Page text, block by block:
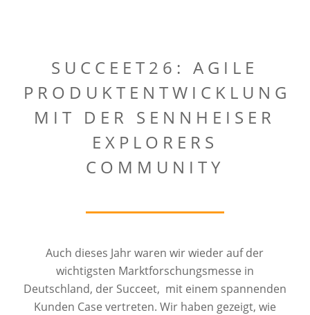
SUCCEET26: AGILE
PRODUKTENTWICKLUNG
MIT DER SENNHEISER
EXPLORERS
COMMUNITY
Auch dieses Jahr waren wir wieder auf der
wichtigsten Marktforschungsmesse in
Deutschland, der Succeet, mit einem spannenden
Kunden Case vertreten. Wir haben gezeigt, wie